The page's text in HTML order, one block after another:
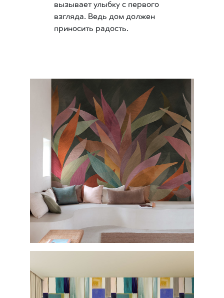
вызывает улыбку с первого
взгляда. Ведь дом должен
приносить радость.